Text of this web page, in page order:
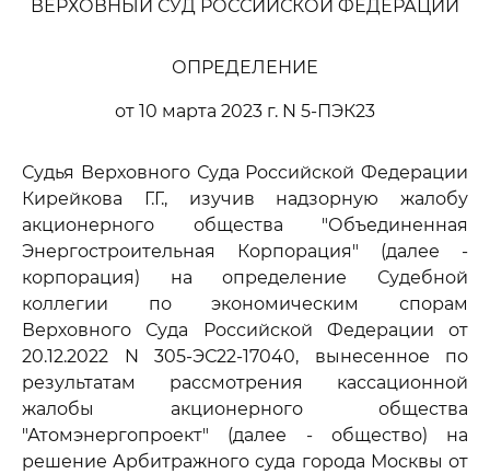
ВЕРХОВНЫЙ СУД РОССИЙСКОЙ ФЕДЕРАЦИИ
ОПРЕДЕЛЕНИЕ
от 10 марта 2023 г. N 5-ПЭК23
Судья Верховного Суда Российской Федерации
Кирейкова Г.Г., изучив надзорную жалобу
акционерного общества "Объединенная
Энергостроительная Корпорация" (далее -
корпорация) на определение Судебной
коллегии по экономическим спорам
Верховного Суда Российской Федерации от
20.12.2022 N 305-ЭС22-17040, вынесенное по
результатам рассмотрения кассационной
жалобы акционерного общества
"Атомэнергопроект" (далее - общество) на
решение Арбитражного суда города Москвы от